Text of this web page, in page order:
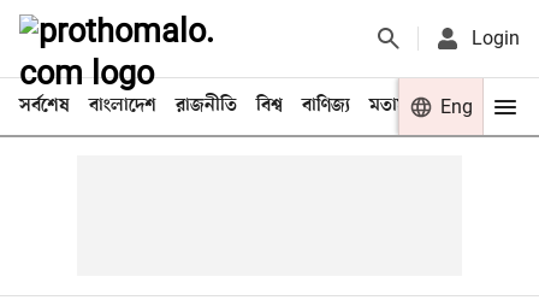
Login
সর্বশেষ বাংলাদেশ রাজনীতি বিশ্ব বাণিজ্য মতামত খেলা
Eng